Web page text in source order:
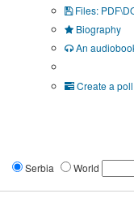
Files:
Biography
An
Create a poll
Serbia World